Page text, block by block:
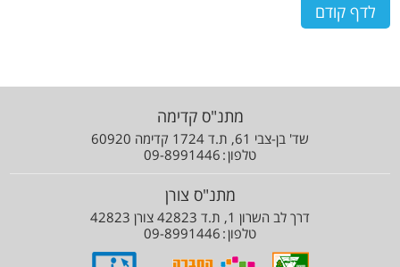
מתנ"ס קדימה
שד' בן-צבי 61, ת.ד 1724 קדימה 60920
טלפון 09-8991446
מתנ"ס צורן
דרך לב השרון 1, ת.ד 42823 צורן 42823
טלפון 09-8991446